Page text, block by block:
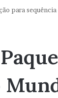
para